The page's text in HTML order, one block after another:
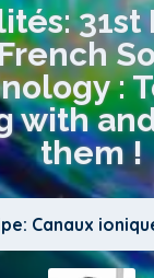
31st
:
with
them !
Canaux